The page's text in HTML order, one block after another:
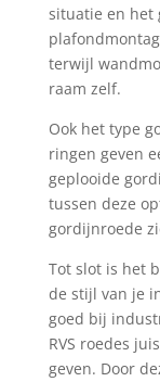
situatie en het
terwijl
raam zelf.
Ook het type
ringen geven
geplooide
tussen deze
gordijnroede
Tot slot is het
de stijl van je
goed bij
RVS roedes
geven. Door